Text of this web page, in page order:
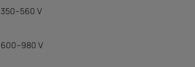
350–560 V
600–980 V